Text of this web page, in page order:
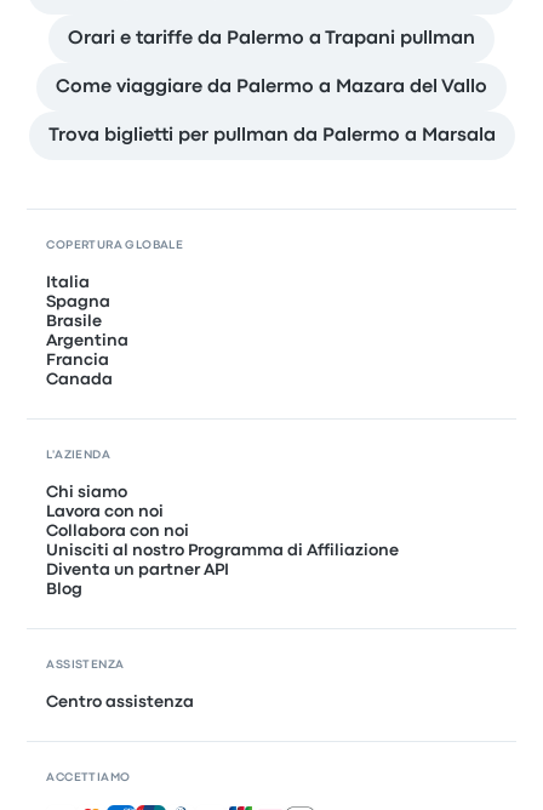
Orari e tariffe da Palermo a Trapani pullman
Come viaggiare da Palermo a Mazara del Vallo
Trova biglietti per pullman da Palermo a Marsala
COPERTURA GLOBALE
Italia
Spagna
Brasile
Argentina
Francia
Canada
L'AZIENDA
Chi siamo
Lavora con noi
Collabora con noi
Unisciti al nostro Programma di Affiliazione
Diventa un partner API
Blog
ASSISTENZA
Centro assistenza
ACCETTIAMO